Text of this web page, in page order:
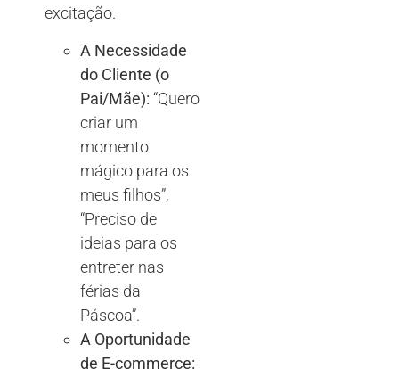
excitação.
A Necessidade
do Cliente (o
Pai/Mãe): “Quero
criar um
momento
mágico para os
meus filhos”,
“Preciso de
ideias para os
entreter nas
férias da
Páscoa”.
A Oportunidade
de E-commerce: